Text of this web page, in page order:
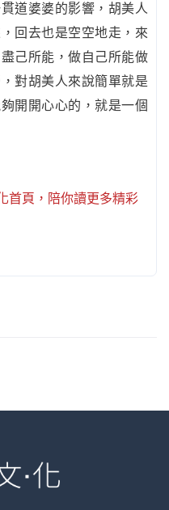
道婆婆的影響，胡美人
回去也是空空地走，來
己所能，做自己所能做
對胡美人來說簡單就是
開開心心的，就是一個
首頁，陪你讀更多精彩